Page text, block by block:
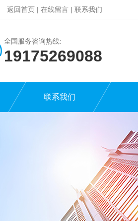
返回首页 | 在线留言 | 联系我们
全国服务咨询热线:
19175269088
联系我们